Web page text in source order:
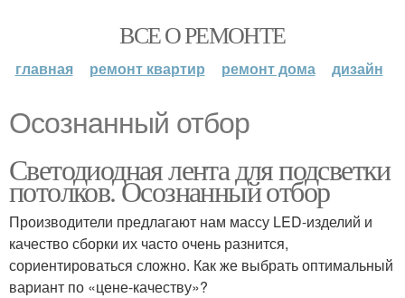
ВСЕ О РЕМОНТЕ
главная ремонт квартир ремонт дома дизайн
Осознанный отбор
Светодиодная лента для подсветки
потолков. Осознанный отбор
Производители предлагают нам массу LED-изделий и
качество сборки их часто очень разнится,
сориентироваться сложно. Как же выбрать оптимальный
вариант по «цене-качеству»?